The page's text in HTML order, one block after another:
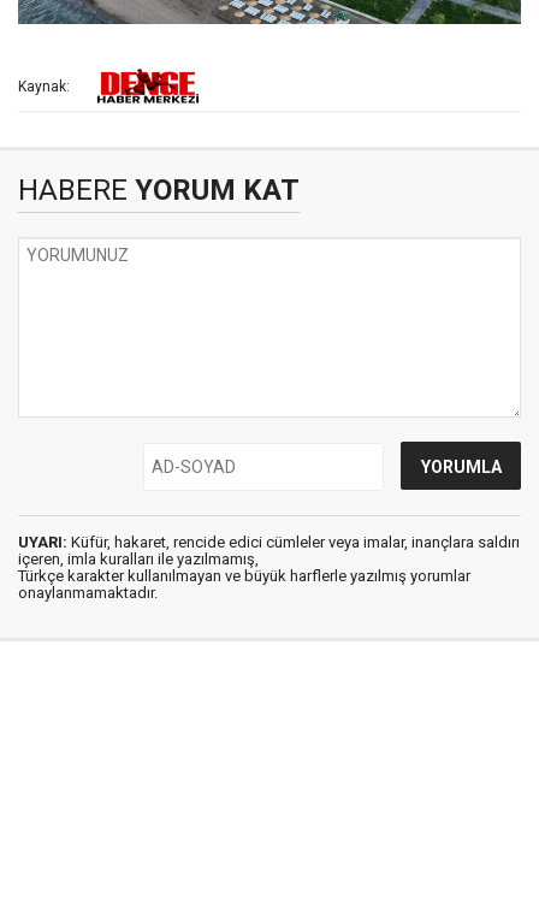
Kaynak:
HABERE YORUM KAT
UYARI: Küfür, hakaret, rencide edici cümleler veya imalar, inançlara saldırı
içeren, imla kuralları ile yazılmamış,
Türkçe karakter kullanılmayan ve büyük harflerle yazılmış yorumlar
onaylanmamaktadır.